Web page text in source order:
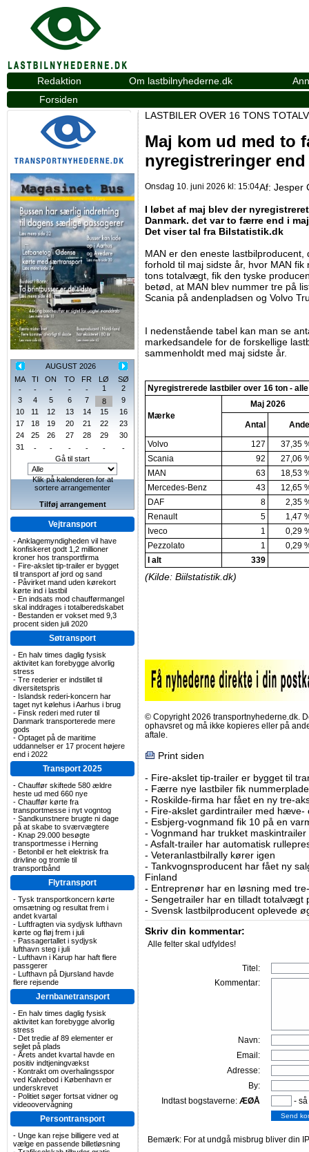
Redaktion Om lastbilnyhederne.dk
Forsiden
AUGUST 2026
MA
TI ON TO FR LØ
SØ
-
- - - - 1
2
3
4 5 6 7 8
9
10
11 12 13 14 15
16
17
18 19 20 21 22
23
24
25 26 27 28 29
30
31
- - - - -
-
Gå til start
Klik på kalenderen for at
sortere arrangementer
Tilføj arrangement
Vejtransport
-Anklagemyndigheden vil have
konfiskeret godt 1,2 millioner
kroner hos transportfirma
- Fire-akslet tip-trailer er bygget
til transport af jord og sand
- Påvirket mand uden kørekort
kørte ind i lastbil
- En indsats mod chaufførmangel
skal inddrages i totalberedskabet
- Bestanden er vokset med 9,3
procent siden juli 2020
Søtransport
- En halv times daglig fysisk
aktivitet kan forebygge alvorlig
stress
- Tre rederier er indstillet til
diversitetspris
- Islandsk rederi-koncern har
taget nyt kølehus i Aarhus i brug
- Finsk rederi med ruter til
Danmark transporterede mere
gods
- Optaget på de maritime
uddannelser er 17 procent højere
end i 2022
Transport 2025
- Chauffør skiftede 580 ældre
heste ud med 660 nye
- Chauffør kørte fra
transportmesse i nyt vogntog
- Sandkunstnere brugte ni dage
på at skabe to sværvægtere
- Knap 29.000 besøgte
transportmesse i Herning
- Betonbil er helt elektrisk fra
drivline og tromle til
transportbånd
Flytransport
- Tysk transportkoncern kørte
omsætning og resultat frem i
andet kvartal
- Luftfragten via sydjysk lufthavn
kørte og fløj frem i juli
- Passagertallet i sydjysk
lufthavn steg i juli
- Lufthavn i Karup har haft flere
passgerer
- Lufthavn på Djursland havde
flere rejsende
Jernbanetransport
- En halv times daglig fysisk
aktivitet kan forebygge alvorlig
stress
- Det tredie af 89 elementer er
sejlet på plads
- Årets andet kvartal havde en
positiv indtjeningvækst
- Kontrakt om overhalingsspor
ved Kalvebod i København er
underskrevet
- Politiet søger fortsat vidner og
videoovervågning
Persontransport
- Unge kan rejse billigere ved at
vælge en passende billetløsning
LASTBILER OVER 16 TONS
Maj kom ud med to
nyregistreringer
Onsdag 10. juni 2026 kl: 15:04Af: Jesper
I løbet af maj blev der
Danmark. det var to færre end i
Det viser tal fra Bilstatistik.dk
MAN er den eneste
forhold til maj sidste år, hvor MAN
tons totalvægt, fik den tyske
betød, at MAN blev nummer tre på
Scania på andenpladsen og Volvo
I nedenstående tabel kan man se
markedsandele for de forskellige
sammenholdt med maj sidste år.
Nyregistrerede lastbiler over 16 ton -
Mærke
Maj 2026
Antal
Volvo
127
37,35
Scania
92
27,06
MAN
63
18,53
Mercedes-Benz
43
12,65
DAF
8
2,35
Renault
5
1,47
Iveco
1
0,29
Pezzolato
1
0,29
I alt
339
(Kilde: Biilstatistik.dk)
© Copyright 2026 transportnyhederne.dk.
ophavsret og må ikke kopieres eller på
aftale.
Print siden
- Fire-akslet tip-trailer er bygget til
- Færre nye lastbiler fik
- Roskilde-firma har fået en ny tre-
- Fire-akslet gardintrailer med hæve-
- Esbjerg-vognmand fik 10 på en
- Vognmand har trukket
- Asfalt-trailer har automatisk
- Veteranlastbilrally kører igen
- Tankvognsproducent har fået ny
Finland
- Entreprenør har en løsning med
- Sengetrailer har en tilladt totalvægt
- Svensk lastbilproducent oplevede
Skriv din kommentar:
Alle felter skal udfyldes!
Titel:
Kommentar:
Navn:
Email:
Adresse:
By:
Indtast bogstaverne: ÆØÅ -
Bemærk: For at undgå misbrug bliver din